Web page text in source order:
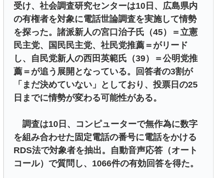
受け、社会調査研究センターは10日、広島県内
の有権者を対象に電話世論調査を実施して情勢
を探った。諸派新人の宮口治子氏（45）＝立憲
民主党、国民民主党、社民党推薦＝がリード
し、自民党新人の西田英範氏（39）＝公明党推
薦＝が追う展開となっている。回答者の3割が
「まだ決めていない」としており、投票日の25
日までに情勢が変わる可能性がある。
調査は10日、コンピューターで無作為に数字
を組み合わせた固定電話の番号に電話をかける
RDS法で対象者を抽出。自動音声応答（オート
コール）で質問し、1066件の有効回答を得た。